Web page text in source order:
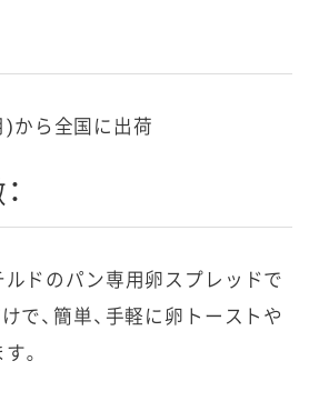
から全国に出荷
ドのパン専用卵スプレッドで
で、簡単、手軽に卵トーストや
。